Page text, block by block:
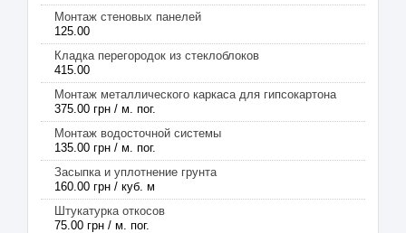
Монтаж стеновых панелей
125.00
Кладка перегородок из стеклоблоков
415.00
Монтаж металлического каркаса для гипсокартона
375.00 грн / м. пог.
Монтаж водосточной системы
135.00 грн / м. пог.
Засыпка и уплотнение грунта
160.00 грн / куб. м
Штукатурка откосов
75.00 грн / м. пог.